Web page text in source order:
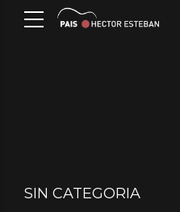
SIN CATEGORIA